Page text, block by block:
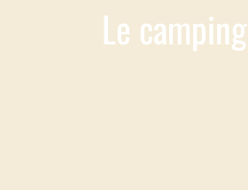
Le camping